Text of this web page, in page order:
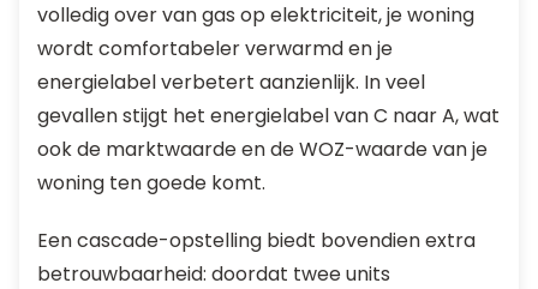
volledig over van gas op elektriciteit, je woning
wordt comfortabeler verwarmd en je
energielabel verbetert aanzienlijk. In veel
gevallen stijgt het energielabel van C naar A, wat
ook de marktwaarde en de WOZ-waarde van je
woning ten goede komt.
Een cascade-opstelling biedt bovendien extra
betrouwbaarheid: doordat twee units